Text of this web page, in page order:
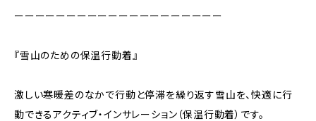
ーーーーーーーーーーーーーーーーーーーー
『雪山のための保温行動着』
激しい寒暖差のなかで行動と停滞を繰り返す雪山を、快適に行
動できるアクティブ・インサレーション（保温行動着）です。